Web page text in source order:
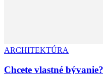
ARCHITEKTÚRA
Chcete vlastné